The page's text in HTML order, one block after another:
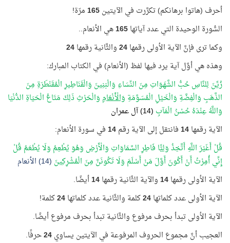
أحرف (هاتوا برهانكم) تكرَّرت في الآيتين165مرّة!
السُّورة الوحيدة التي عدد آياتها165هي الأنعام..
وكما ترى فإنَّ الآية الأولى رقمها24والثَّانية رقمها24
وهذه هي أوَّل آية يرد فيها لفظ (الأنعام) في الكتاب المبارك:
زُيِّنَ لِلنَّاسِ حُبُّ الشَّهَوَاتِ مِنَ النِّسَاءِ وَالْبَنِينَ وَالْقَنَاطِيرِ الْمُقَنْطَرَةِ مِنَ
الذَّهَبِ وَالْفِضَّةِ وَالْخَيْلِ الْمُسَوَّمَةِ وَالْأَنْعَامِ وَالْحَرْثِ ذَلِكَ مَتَاعُ الْحَيَاةِ الدُّنْيَا
وَاللَّهُ عِنْدَهُ حُسْنُ الْمَآبِ (14) آل عمران
الآية رقمها14فانتقل إلى الآية رقم14في سورة الأنعام:
قُلْ أَغَيْرَ اللَّهِ أَتَّخِذُ وَلِيًّا فَاطِرِ السَّمَاوَاتِ وَالْأَرْضِ وَهُوَ يُطْعِمُ وَلَا يُطْعَمُ قُلْ
إِنِّي أُمِرْتُ أَنْ أَكُونَ أَوَّلَ مَنْ أَسْلَمَ وَلَا تَكُونَنَّ مِنَ الْمُشْرِكِينَ (14) الأنعام
الآية الأولى رقمها14والآية الثَّانية رقمها14أيضًا.
الآية الأولى عدد كلماتها24كلمة والثَّانية عدد كلماتها24كلمة!
الآية الأولى تبدأ بحرف مرفوع والثَّانية تبدأ بحرف مرفوع أيضًا.
العجيب أنَّ مجموع الحروف المرفوعة في الآيتين يساوي24حرفًا.